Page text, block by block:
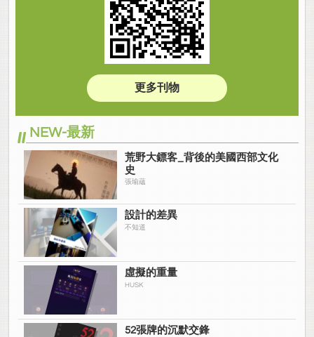
更多刊物
NEW-最新
荒野大鏢客_背後的美國西部文化
史
張瑜蘊
設計的差異
不知道
虛擬的重量
HUSK
52張牌的沉默交鋒